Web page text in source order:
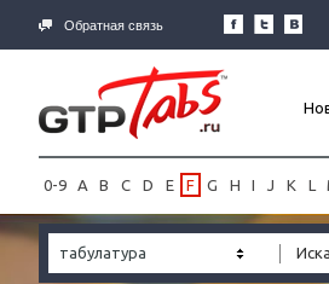
Обратная связь
0-9 A B C D E F G H I J K L
табулатура